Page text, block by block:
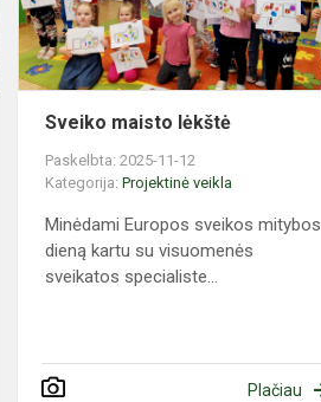
Sveiko maisto lėkštė
Paskelbta: 2025-11-12
Kategorija:Projektinė veikla
Minėdami Europos sveikos mitybos
dieną kartu su visuomenės
sveikatos specialiste...
Plačiau